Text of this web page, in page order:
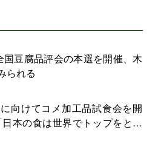
国豆腐品評会の本選を開催、木
られる
向けてコメ加工品試食会を開
本の食は世界でトップをとれ
米輸出需要の拡大を」